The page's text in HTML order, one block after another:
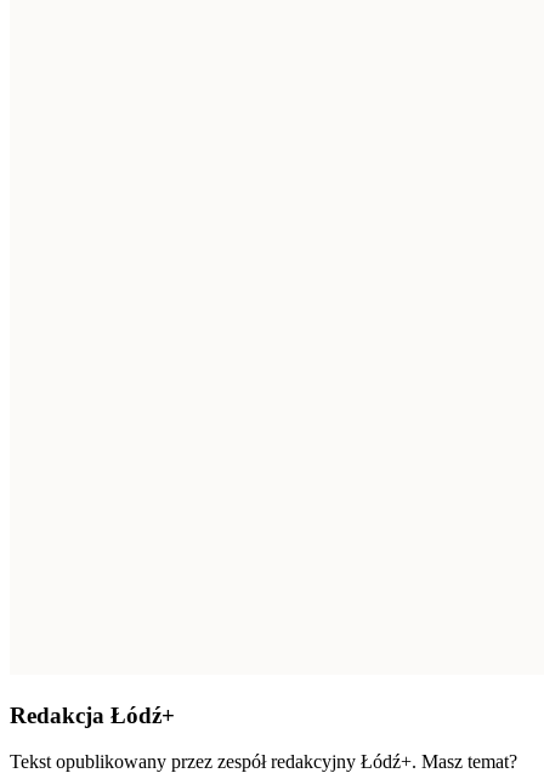
Redakcja Łódź+
Tekst opublikowany przez zespół redakcyjny Łódź+. Masz temat?